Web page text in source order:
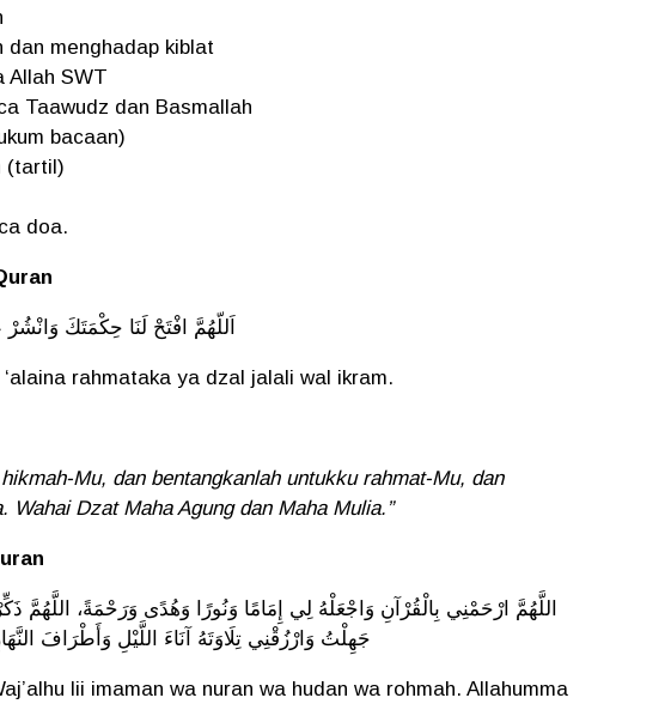
dan menghadap kiblat
Allah SWT
Taawudz dan Basmallah
bacaan)
(tartil)
doa.
اَللّهُمَّ افْتَحْ لَنَا حِكْمَتَكَ وَانْشُرْ
rahmataka ya dzal jalali wal ikram.
Mu, dan bentangkanlah untukku rahmat-Mu, dan
Wahai Dzat Maha Agung dan Maha Mulia.”
اللَّهُمَّ ارْحَمْنِي بِالْقُرْآنِ وَاجْعَلْهُ لِي إِمَامًا وَنُورًا وَهُدًى وَرَحْمَةً، اللَّهُمَّ
جَهِلْتُ وَارْزُقْنِي تِلَاوَتَهُ آنَاءَ اللَّيْلِ وَأَطْرَافَ
lii imaman wa nuran wa hudan wa rohmah. Allahumma